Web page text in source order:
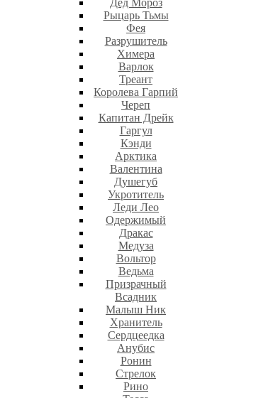
Дед Мороз
Рыцарь Тьмы
Фея
Разрушитель
Химера
Варлок
Треант
Королева Гарпий
Череп
Капитан Дрейк
Гаргул
Кэнди
Арктика
Валентина
Душегуб
Укротитель
Леди Лео
Одержимый
Дракас
Медуза
Вольтор
Ведьма
Призрачный
Всадник
Малыш Ник
Хранитель
Сердцеедка
Анубис
Ронин
Стрелок
Рино